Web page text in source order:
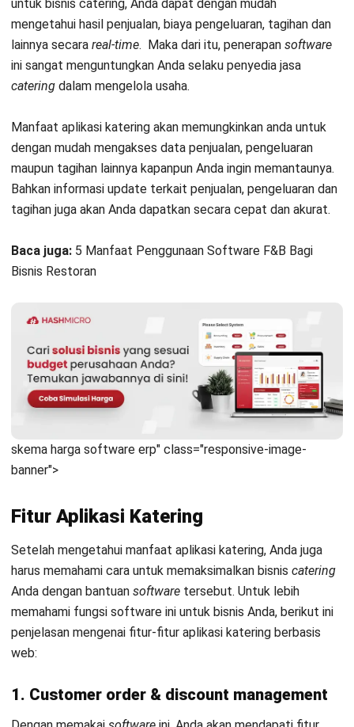
Pertanyaan Seputar Aplikasi Katering
Apa itu catering?
Apa manfaat utama menggunakan
aplikasi catering?
Fitur apa saja yang penting dalam
Novi Herawati
Business & Industry Insights
Novi Herawati merupakan penulis konten dengan
spesialisasi pada riset tren bisnis, perkembangan
industri, serta dinamika regulasi di Indonesia. Dengan
pengalaman lebih dari 6 tahun di bidang komunikasi dan
kompleks menjadi narasi yang ringkas, relevan, dan
mudah dipahami. Sebagai kontributor artikel umum di
memastikan setiap publikasi dapat mendukung pelaku
langkah strategis yang tepat.
HashMicro berpegang pada standar editorial yang ketat
dan menggunakan sumber utama seperti regulasi
pemerintah, pedoman industri, serta publikasi terpercaya
Pelajari lebih lanjut tentang cara kami menjaga
ketepatan, kelengkapan, dan objektivitas konten dengan